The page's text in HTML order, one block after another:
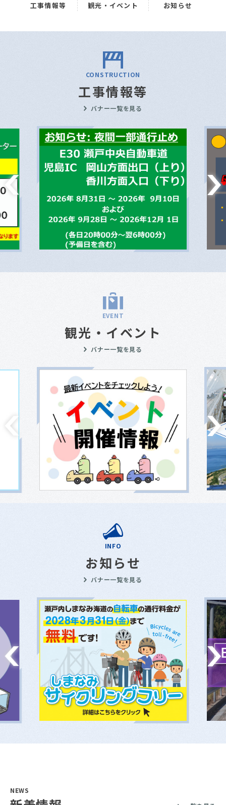
工事情報等 観光・イベント お知らせ
CONSTRUCTION
工事情報等
バナー一覧を見る
EVENT
観光・イベント
バナー一覧を見る
INFO
お知らせ
バナー一覧を見る
NEWS